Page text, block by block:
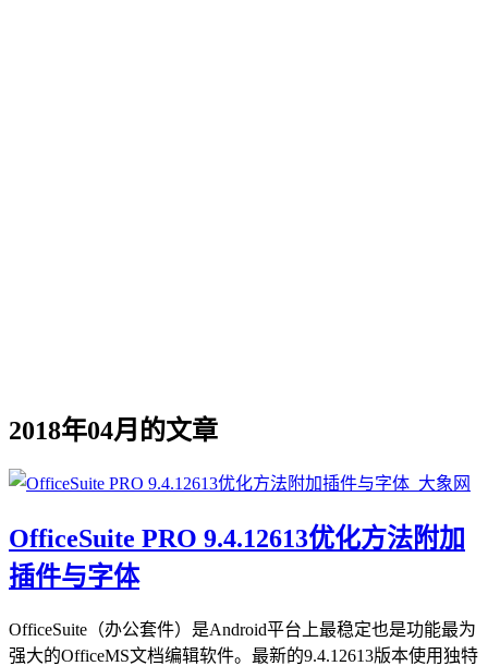
2018年04月的文章
OfficeSuite PRO 9.4.12613优化方法附加
插件与字体
OfficeSuite（办公套件）是Android平台上最稳定也是功能最为
强大的OfficeMS文档编辑软件。最新的9.4.12613版本使用独特